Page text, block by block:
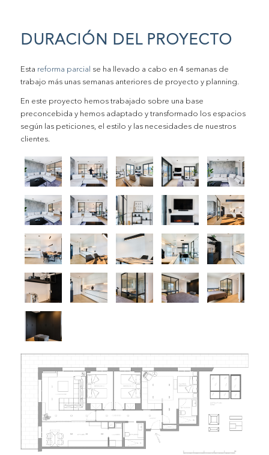
DURACIÓN DEL PROYECTO
Esta reforma parcial
se ha llevado a cabo en 4 semanas de
trabajo más unas semanas anteriores de proyecto y planning.
En este proyecto hemos trabajado sobre una base
preconcebida y hemos adaptado y transformado los espacios
según las peticiones, el estilo y las necesidades de nuestros
clientes.